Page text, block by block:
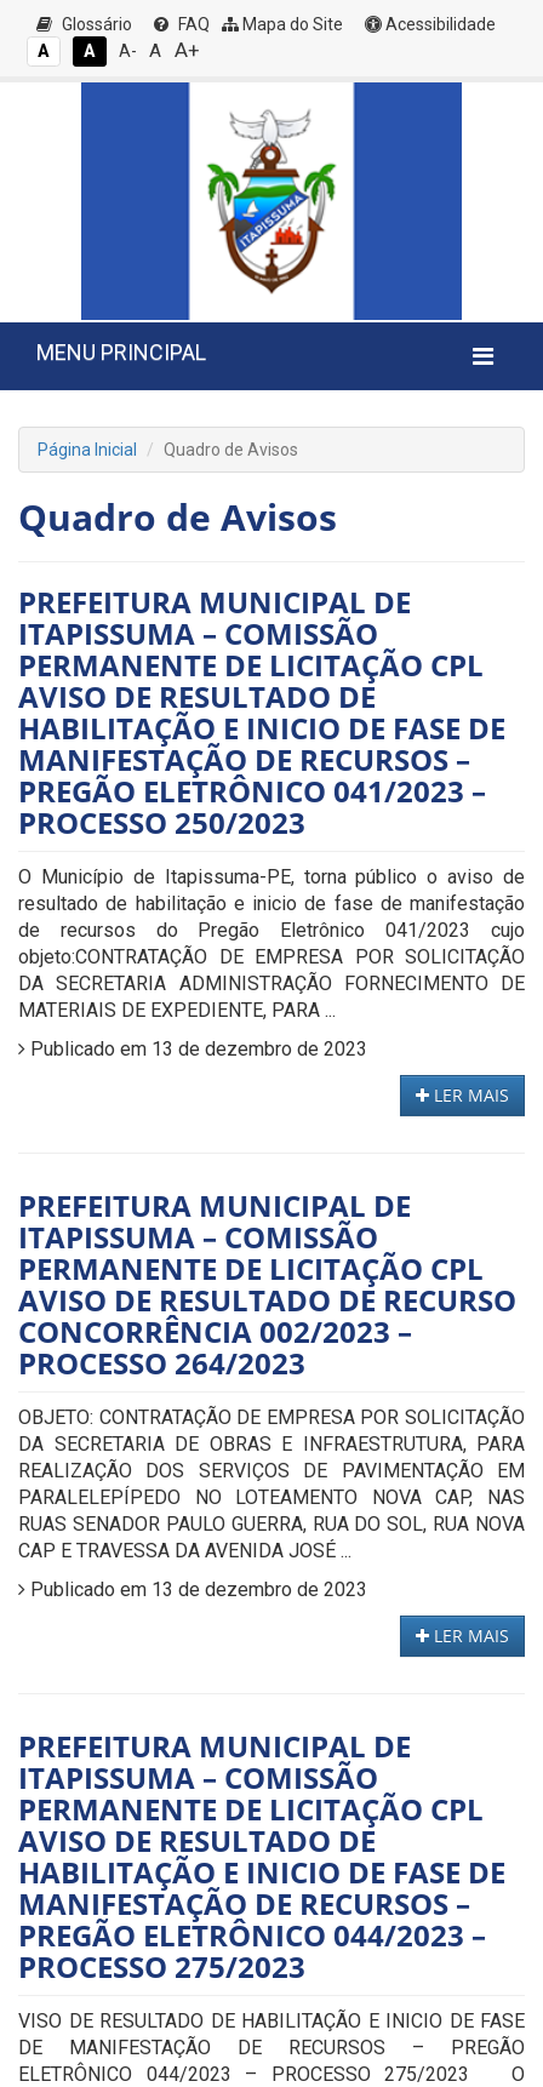
Glossário FAQ Mapa do Site
Acessibilidade
A
A A- A A+
MENU PRINCIPAL
Página Inicial Quadro de Avisos
Quadro de Avisos
PREFEITURA MUNICIPAL DE
ITAPISSUMA – COMISSÃO
PERMANENTE DE LICITAÇÃO CPL
AVISO DE RESULTADO DE
HABILITAÇÃO E INICIO DE FASE DE
MANIFESTAÇÃO DE RECURSOS –
PREGÃO ELETRÔNICO 041/2023 –
PROCESSO 250/2023
O Município de Itapissuma-PE, torna público o aviso de
resultado de habilitação e inicio de fase de manifestação
de recursos do Pregão Eletrônico 041/2023 cujo
objeto:CONTRATAÇÃO DE EMPRESA POR SOLICITAÇÃO
DA SECRETARIA ADMINISTRAÇÃO FORNECIMENTO DE
MATERIAIS DE EXPEDIENTE, PARA ...
Publicado em 13 de dezembro de 2023
LER MAIS
PREFEITURA MUNICIPAL DE
ITAPISSUMA – COMISSÃO
PERMANENTE DE LICITAÇÃO CPL
AVISO DE RESULTADO DE RECURSO
CONCORRÊNCIA 002/2023 –
PROCESSO 264/2023
OBJETO: CONTRATAÇÃO DE EMPRESA POR SOLICITAÇÃO
DA SECRETARIA DE OBRAS E INFRAESTRUTURA, PARA
REALIZAÇÃO DOS SERVIÇOS DE PAVIMENTAÇÃO EM
PARALELEPÍPEDO NO LOTEAMENTO NOVA CAP, NAS
RUAS SENADOR PAULO GUERRA, RUA DO SOL, RUA NOVA
CAP E TRAVESSA DA AVENIDA JOSÉ ...
Publicado em 13 de dezembro de 2023
LER MAIS
PREFEITURA MUNICIPAL DE
ITAPISSUMA – COMISSÃO
PERMANENTE DE LICITAÇÃO CPL
AVISO DE RESULTADO DE
HABILITAÇÃO E INICIO DE FASE DE
MANIFESTAÇÃO DE RECURSOS –
PREGÃO ELETRÔNICO 044/2023 –
PROCESSO 275/2023
VISO DE RESULTADO DE HABILITAÇÃO E INICIO DE FASE
DE MANIFESTAÇÃO DE RECURSOS – PREGÃO
ELETRÔNICO 044/2023 – PROCESSO 275/2023 O